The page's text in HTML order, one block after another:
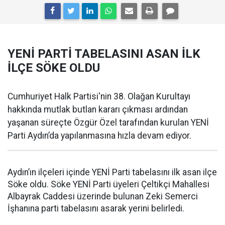
YENİ PARTİ TABELASINI ASAN İLK
İLÇE SÖKE OLDU
Cumhuriyet Halk Partisi'nin 38. Olağan Kurultayı
hakkında mutlak butlan kararı çıkması ardından
yaşanan süreçte Özgür Özel tarafından kurulan YENİ
Parti Aydın’da yapılanmasına hızla devam ediyor.
Aydın’ın ilçeleri içinde YENİ Parti tabelasını ilk asan ilçe
Söke oldu. Söke YENİ Parti üyeleri Çeltikçi Mahallesi
Albayrak Caddesi üzerinde bulunan Zeki Semerci
İşhanına parti tabelasını asarak yerini belirledi.